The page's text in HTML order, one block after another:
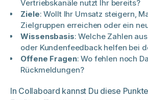
Vertriebskanäle nutzt Ihr bereits?
Ziele: Wollt Ihr Umsatz steigern,
Zielgruppen erreichen oder ein
Wissensbasis: Welche Zahlen
oder Kundenfeedback helfen bei
Offene Fragen: Wo fehlen noch
Rückmeldungen?
In Collaboard kannst Du diese